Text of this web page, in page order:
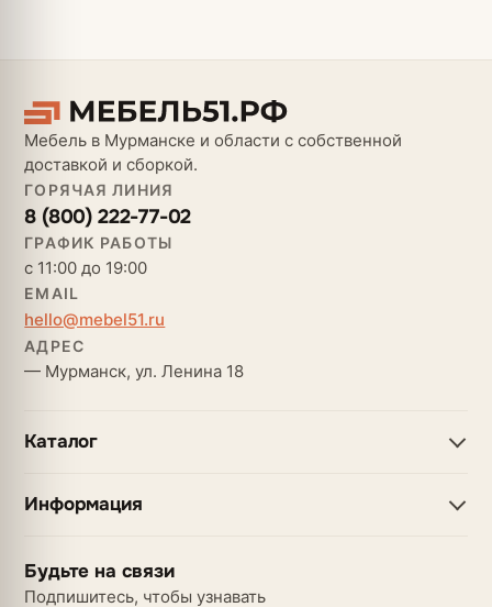
Мебель в Мурманске и области с собственной
доставкой и сборкой.
ГОРЯЧАЯ ЛИНИЯ
8 (800) 222-77-02
ГРАФИК РАБОТЫ
с 11:00 до 19:00
EMAIL
hello@mebel51.ru
АДРЕС
— Мурманск, ул. Ленина 18
Каталог
Информация
Будьте на связи
Подпишитесь, чтобы узнавать